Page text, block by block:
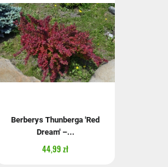
Berberys Thunberga 'Red
Dream' –...
44,99 zł